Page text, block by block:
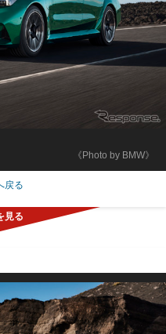
《Photo by BMW》
戻る